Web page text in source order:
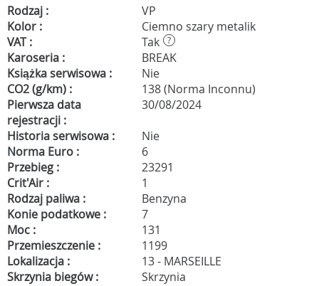
Rodzaj :
VP
Kolor :
Ciemno szary metalik
VAT :
Tak ?
Karoseria :
BREAK
Książka serwisowa :
Nie
CO2 (g/km) :
138 (Norma Inconnu)
Pierwsza data
rejestracji :
30/08/2024
Historia serwisowa :
Nie
Norma Euro :
6
Przebieg :
23291
Crit'Air :
1
Rodzaj paliwa :
Benzyna
Konie podatkowe :
7
Moc :
131
Przemieszczenie :
1199
Lokalizacja :
13 - MARSEILLE
Skrzynia biegów :
Skrzynia